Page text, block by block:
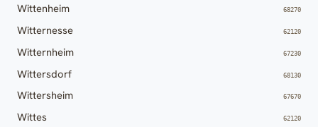
Wittenheim 68270
Witternesse 62120
Witternheim 67230
Wittersdorf 68130
Wittersheim 67670
Wittes 62120